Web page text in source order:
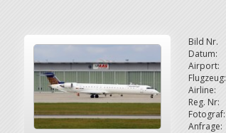
Bild Nr.
Datum:
Airport:
Flugzeug:
Airline:
Reg. Nr:
Fotograf:
Anfrage: